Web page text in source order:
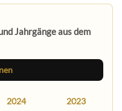
Jahrgänge aus dem
2024 2023